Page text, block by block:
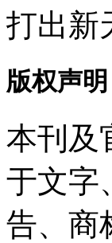
打出新
版权声明
本刊及
于文字
告、商